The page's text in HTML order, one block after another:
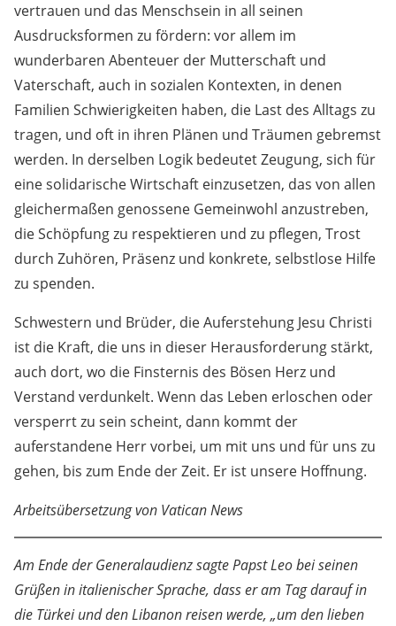
vertrauen und das Menschsein in all seinen
Ausdrucksformen zu fördern: vor allem im
wunderbaren Abenteuer der Mutterschaft und
Vaterschaft, auch in sozialen Kontexten, in denen
Familien Schwierigkeiten haben, die Last des Alltags zu
tragen, und oft in ihren Plänen und Träumen gebremst
werden. In derselben Logik bedeutet Zeugung, sich für
eine solidarische Wirtschaft einzusetzen, das von allen
gleichermaßen genossene Gemeinwohl anzustreben,
die Schöpfung zu respektieren und zu pflegen, Trost
durch Zuhören, Präsenz und konkrete, selbstlose Hilfe
zu spenden.
Schwestern und Brüder, die Auferstehung Jesu Christi
ist die Kraft, die uns in dieser Herausforderung stärkt,
auch dort, wo die Finsternis des Bösen Herz und
Verstand verdunkelt. Wenn das Leben erloschen oder
versperrt zu sein scheint, dann kommt der
auferstandene Herr vorbei, um mit uns und für uns zu
gehen, bis zum Ende der Zeit. Er ist unsere Hoffnung.
Arbeitsübersetzung von Vatican News
Am Ende der Generalaudienz sagte Papst Leo bei seinen
Grüßen in italienischer Sprache, dass er am Tag darauf in
die Türkei und den Libanon reisen werde, „um den lieben